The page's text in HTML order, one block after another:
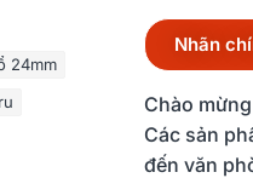
24mm
Nhãn
Chào
Các sản
đến văn